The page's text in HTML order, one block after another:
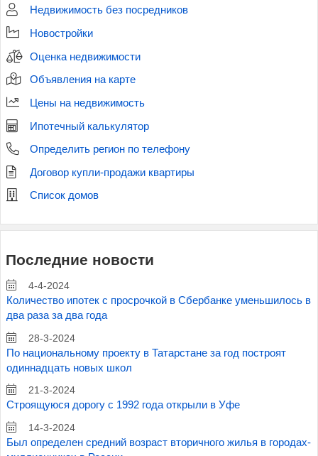
Недвижимость без посредников
Новостройки
Оценка недвижимости
Объявления на карте
Цены на недвижимость
Ипотечный калькулятор
Определить регион по телефону
Договор купли-продажи квартиры
Список домов
Последние новости
4-4-2024
Количество ипотек с просрочкой в Сбербанке уменьшилось в
два раза за два года
28-3-2024
По национальному проекту в Татарстане за год построят
одиннадцать новых школ
21-3-2024
Строящуюся дорогу с 1992 года открыли в Уфе
14-3-2024
Был определен средний возраст вторичного жилья в городах-